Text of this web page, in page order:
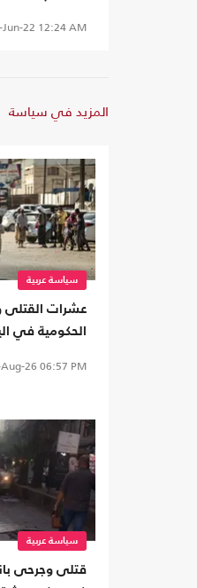
22 12:24 AM
المزيد في سياسة
سياسة عربية
عشرات القتلى
الحكومية في
26 06:57 PM
سياسة عربية
قتلى وجرحى